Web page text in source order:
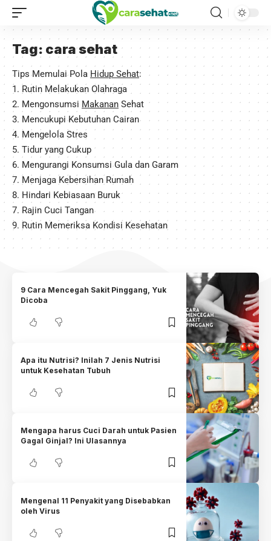
Tag: cara sehat
Tips Memulai Pola Hidup Sehat:
1. Rutin Melakukan Olahraga
2. Mengonsumsi Makanan Sehat
3. Mencukupi Kebutuhan Cairan
4. Mengelola Stres
5. Tidur yang Cukup
6. Mengurangi Konsumsi Gula dan Garam
7. Menjaga Kebersihan Rumah
8. Hindari Kebiasaan Buruk
7. Rajin Cuci Tangan
9. Rutin Memeriksa Kondisi Kesehatan
9 Cara Mencegah Sakit Pinggang, Yuk
Dicoba
Apa itu Nutrisi? Inilah 7 Jenis Nutrisi
untuk Kesehatan Tubuh
Mengapa harus Cuci Darah untuk Pasien
Gagal Ginjal? Ini Ulasannya
Mengenal 11 Penyakit yang Disebabkan
oleh Virus